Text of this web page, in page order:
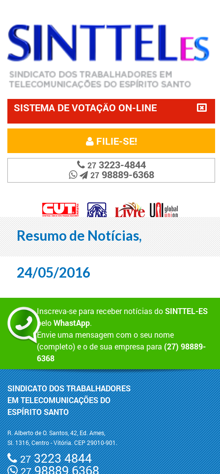
SISTEMA DE VOTAÇÃO ON-LINE
FILIE-SE!
273223-4844
2798889-6368
Resumo de Notícias,
24/05/2016
Inscreva-se para receber notícias doSINTTEL-ES
peloWhastApp.
Envie uma mensagem com o seu nome
(completo) e o de sua empresa para (27) 98889-
6368
SINDICATO DOS TRABALHADORES
EM TELECOMUNICAÇÕES DO
ESPÍRITO SANTO
R. Alberto de O. Santos, 42, Ed. Ames,
Sl. 1316, Centro - Vitória. CEP 29010-901.
273223 4844
2798889 6368